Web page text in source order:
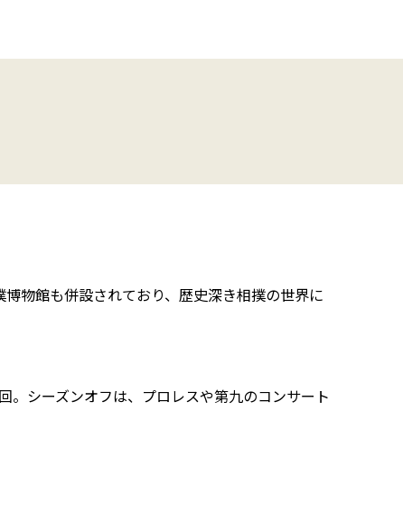
物館も併設されており、歴史深き相撲の世界に
シーズンオフは、プロレスや第九のコンサート